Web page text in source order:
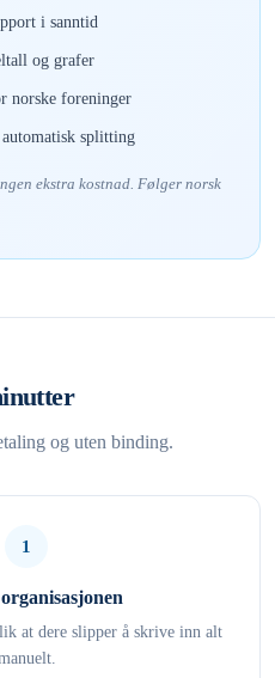
i sanntid
og grafer
norske foreninger
splitting
ekstra kostnad. Følger norsk
og uten binding.
1
at dere slipper å skrive inn alt